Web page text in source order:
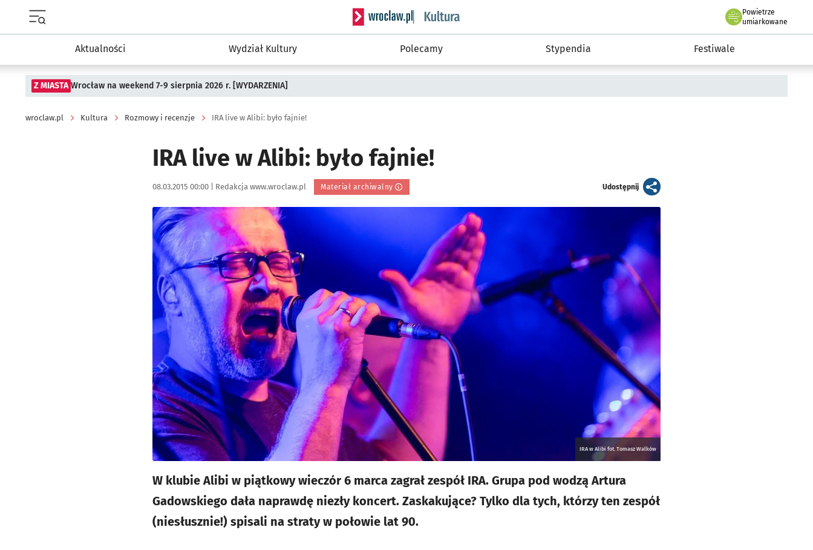
Serwis informacyjny wroclaw.pl podserwis: Kultura
Powietrze
we Wrocławiu
umiarkowane
Aktualności Wydział Kultury Polecamy Stypendia Festiwale
Z MIASTA Wrocław na weekend 7-9 sierpnia 2026 r. [WYDARZENIA]
wroclaw.pl Kultura Rozmowy i recenzje IRA live w Alibi: było fajnie!
IRA live w Alibi: było fajnie!
Data publikacji:
08.03.2015 00:00 | Autor:
Redakcja www.wroclaw.pl Materiał archiwalny Udostępnijartykuł
Kliknij, aby powiększyć
IRA w Alibi fot. Tomasz Walków
W klubie Alibi w piątkowy wieczór 6 marca zagrał zespół IRA. Grupa pod wodzą Artura
Gadowskiego dała naprawdę niezły koncert. Zaskakujące? Tylko dla tych, którzy ten zespół
(niesłusznie!) spisali na straty w połowie lat 90.